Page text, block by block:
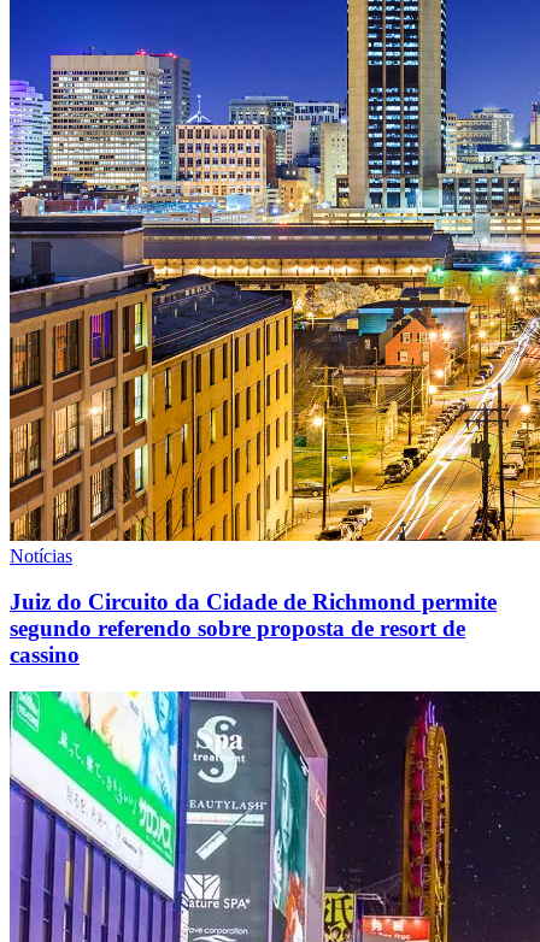
Notícias
Juiz do Circuito da Cidade de Richmond permite
segundo referendo sobre proposta de resort de
cassino